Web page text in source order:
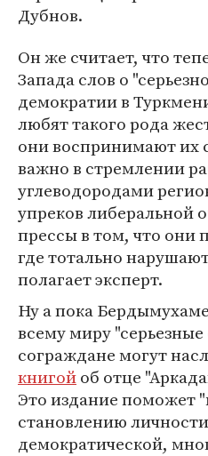
Дубнов.
Он же считает, что
Запада слов о
демократии в
любят такого рода
они воспринимают их
важно в стремлении
углеводородами
упреков либеральной
прессы в том, что они
где тотально
полагает эксперт.
Ну а пока
всему миру "серьезные
сограждане могут
книгойоб отце
Это издание поможет
становлению
демократической,